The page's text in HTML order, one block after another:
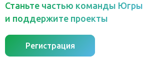
Станьте частью команды Югры
и поддержите проекты
Регистрация